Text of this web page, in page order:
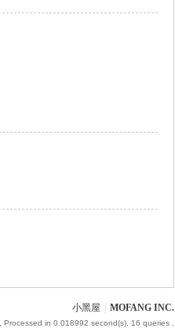
小黑屋 MOFANG INC.
, Processed in 0.018992 second(s), 16 queries .